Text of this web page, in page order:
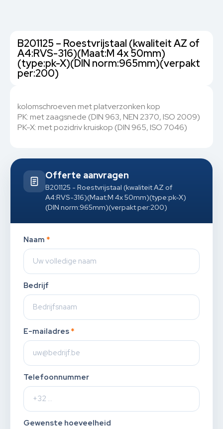
B201125 – Roestvrijstaal (kwaliteit AZ of
A4:RVS-316)(Maat:M 4x 50mm)
(type:pk-X)(DIN norm:965mm)(verpakt
per:200)
kolomschroeven met platverzonken kop
PK: met zaagsnede (DIN 963, NEN 2370, ISO 2009)
PK-X: met pozidriv kruiskop (DIN 965, ISO 7046)
Offerte aanvragen
B201125 - Roestvrijstaal (kwaliteit AZ of
A4:RVS-316)(Maat:M 4x 50mm)(type:pk-X)
(DIN norm:965mm)(verpakt per:200)
Naam *
Bedrijf
E-mailadres *
Telefoonnummer
Gewenste hoeveelheid